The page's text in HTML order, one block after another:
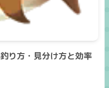
り方・見分け方と効率